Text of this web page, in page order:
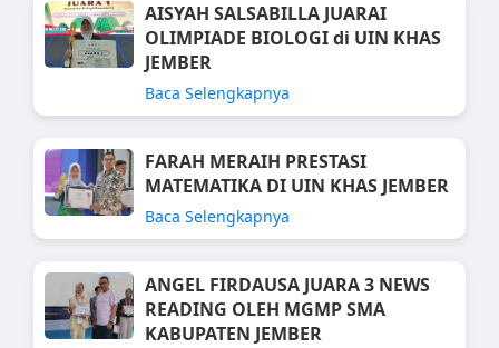
AISYAH SALSABILLA JUARAI
OLIMPIADE BIOLOGI di UIN KHAS
JEMBER
Baca Selengkapnya
FARAH MERAIH PRESTASI
MATEMATIKA DI UIN KHAS JEMBER
Baca Selengkapnya
ANGEL FIRDAUSA JUARA 3 NEWS
READING OLEH MGMP SMA
KABUPATEN JEMBER